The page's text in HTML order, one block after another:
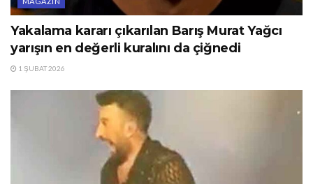
Yakalama kararı çıkarılan Barış Murat Yağcı
yarışın en değerli kuralını da çiğnedi
1 ŞUBAT 2026